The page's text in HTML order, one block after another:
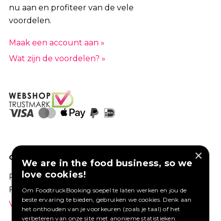
nu aan en profiteer van de vele
voordelen.
Maak een account aan »
Wat zijn de voordelen? »
GOED VERZEKERD ONDERNEMEN?
Profiteer van een aantrekkelijke premie via
Foodtruckbooking.
Vraag een offerte aan.
×
We are in the food business, so we
love cookies!
Om FoodtruckBooking soepel te laten werken en jou de
beste ervaring te bieden, gebruiken we cookies. Denk aan
het onthouden van je voorkeuren (zoals je taal) of het
verbeteren van onze site met anonieme statistieken.